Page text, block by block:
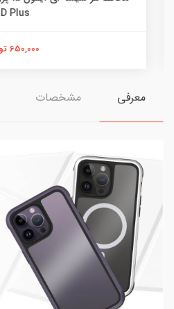
HD Plus
650,000 تومان
معرفی مشخصات